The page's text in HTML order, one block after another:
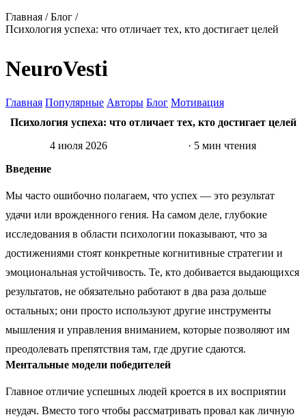
Главная / Блог /
Психология успеха: что отличает тех, кто достигает целей
NeuroVesti
Главная Популярные Авторы Блог Мотивация
Психология успеха: что отличает тех, кто достигает целей
4 июля 2026
· 5 мин чтения
Введение
Мы часто ошибочно полагаем, что успех — это результат
удачи или врожденного гения. На самом деле, глубокие
исследования в области психологии показывают, что за
достижениями стоят конкретные когнитивные стратегии и
эмоциональная устойчивость. Те, кто добивается выдающихся
результатов, не обязательно работают в два раза дольше
остальных; они просто используют другие инструменты
мышления и управления вниманием, которые позволяют им
преодолевать препятствия там, где другие сдаются.
Ментальные модели победителей
Главное отличие успешных людей кроется в их восприятии
неудач. Вместо того чтобы рассматривать провал как личную